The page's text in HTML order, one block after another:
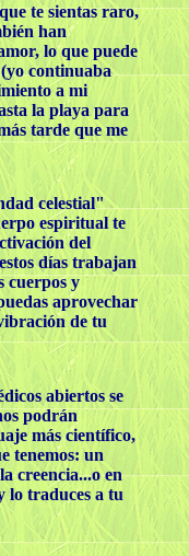
te sientas raro,
han
lo que puede
continuaba
a mi
la playa para
tarde que me
celestial"
espiritual te
del
días trabajan
cuerpos y
aprovechar
de tu
abiertos se
podrán
más científico,
tenemos: un
creencia...o en
lo traduces a tu